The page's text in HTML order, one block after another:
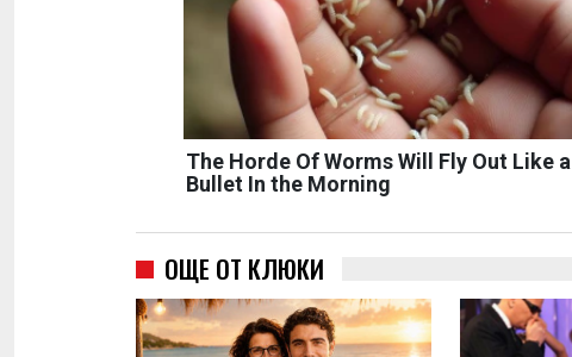
The Horde Of Worms Will Fly Out Like a
Bullet In the Morning
ОЩЕ ОТ КЛЮКИ